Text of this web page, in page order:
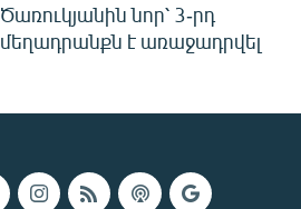
Ծառուկյանին նոր՝ 3-րդ
մեղադրանքն է առաջադրվել